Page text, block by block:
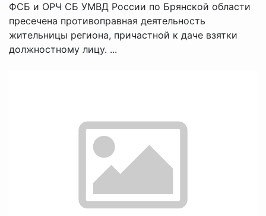
ФСБ и ОРЧ СБ УМВД России по Брянской области
пресечена противоправная деятельность
жительницы региона, причастной к даче взятки
должностному лицу. ...